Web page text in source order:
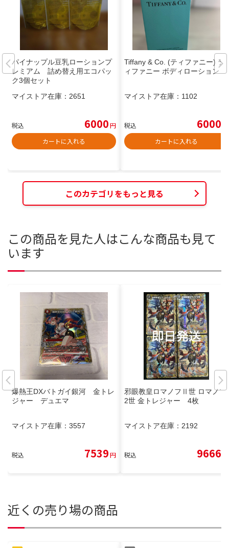
パイナップル豆乳ローションプ
レミアム 詰め替え用エコパッ
ク3個セット
マイストア在庫： 2651
税込 6000円
カートに入れる
Tiffany & Co. (ティファニー) テ
ィファニー ボディローション
マイストア在庫： 1102
税込 6000
カートに入れる
このカテゴリをもっと見る
この商品を見た人はこんな商品も見て
います
爆熱王DXバトガイ銀河 金トレ
ジャー デュエマ
マイストア在庫： 3557
税込 7539円
邪眼教皇ロマノフⅡ世 ロマノフ
2世 金トレジャー 4枚
マイストア在庫： 2192
税込 9666
近くの売り場の商品